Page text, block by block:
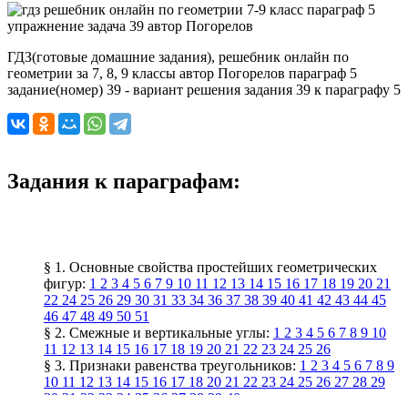
ГДЗ(готовые домашние задания), решебник онлайн по
геометрии за 7, 8, 9 классы автор Погорелов параграф 5
задание(номер) 39 - вариант решения задания 39 к параграфу 5
Задания к параграфам:
§ 1. Основные свойства простейших геометрических
фигур: 1 2 3 4 5 6 7 9 10 11 12 13 14 15 16 17 18 19 20 21
22 24 25 26 29 30 31 33 34 36 37 38 39 40 41 42 43 44 45
46 47 48 49 50 51
§ 2. Смежные и вертикальные углы: 1 2 3 4 5 6 7 8 9 10
11 12 13 14 15 16 17 18 19 20 21 22 23 24 25 26
§ 3. Признаки равенства треугольников: 1 2 3 4 5 6 7 8 9
10 11 12 13 14 15 16 17 18 20 21 22 23 24 25 26 27 28 29